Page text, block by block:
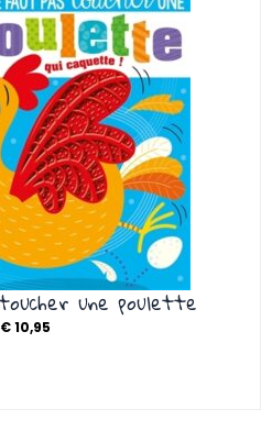
une poulette
€10,95